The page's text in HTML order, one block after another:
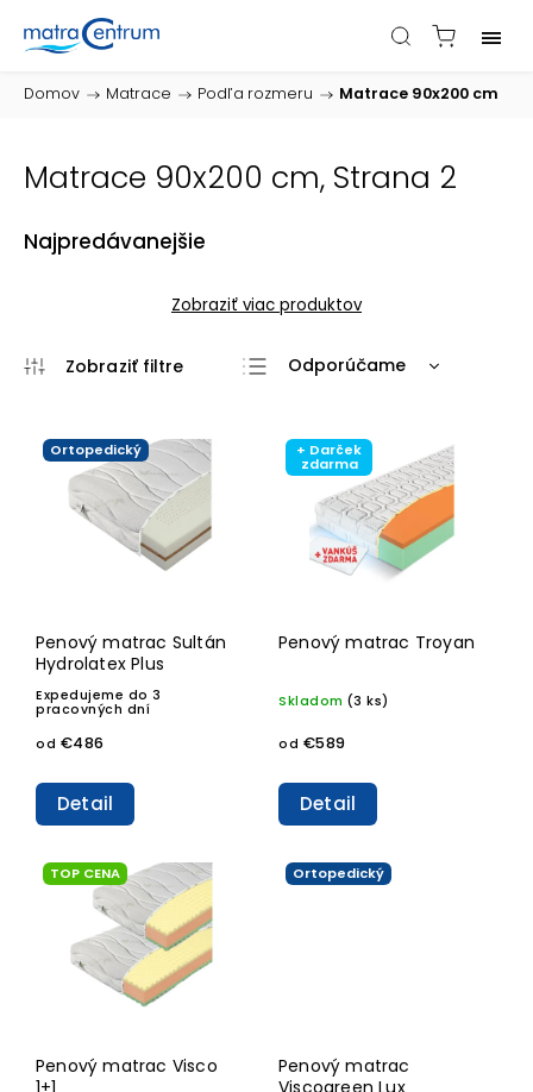
Domov / Matrace / Podľa rozmeru / Matrace 90x200 cm
Matrace 90x200 cm, Strana 2
Najpredávanejšie
Zobraziť viac produktov
Odporúčame
Najdrahšie
Najpredávanejšie
Abecedne
Ortopedický
Penový matrac Sultán
Hydrolatex Plus
Expedujeme do 3
pracovných dní
od €486
Detail
+ Darček
zdarma
Penový matrac Troyan
Skladom (3 ks)
od €589
Detail
TOP CENA
Penový matrac Visco
1+1
Ortopedický
Penový matrac
Viscogreen Lux